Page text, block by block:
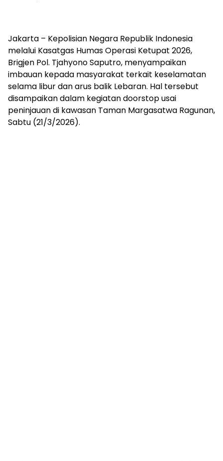
Jakarta – Kepolisian Negara Republik Indonesia
melalui Kasatgas Humas Operasi Ketupat 2026,
Brigjen Pol. Tjahyono Saputro, menyampaikan
imbauan kepada masyarakat terkait keselamatan
selama libur dan arus balik Lebaran. Hal tersebut
disampaikan dalam kegiatan doorstop usai
peninjauan di kawasan Taman Margasatwa Ragunan,
Sabtu (21/3/2026).